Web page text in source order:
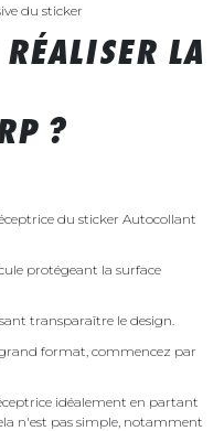
du sticker
LA
?
du sticker Autocollant
protégeant la surface
transparaître le design.
format, commencez par
idéalement en partant
n'est pas simple, notamment